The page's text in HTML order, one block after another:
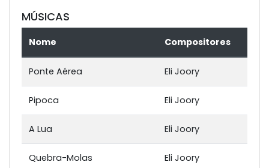
MÚSICAS
Nome Compositores
Ponte Aérea Eli Joory
Pipoca Eli Joory
A Lua Eli Joory
Quebra-Molas Eli Joory